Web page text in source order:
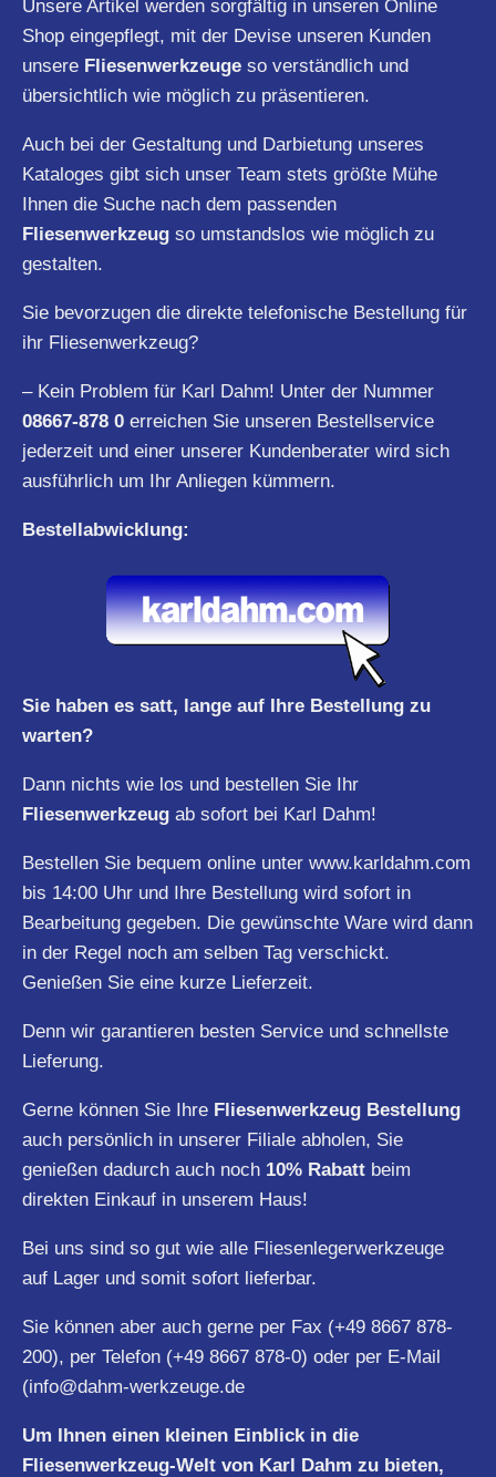
Unsere Artikel werden sorgfältig in unseren Online
Shop eingepflegt, mit der Devise unseren Kunden
unsere Fliesenwerkzeuge so verständlich und
übersichtlich wie möglich zu präsentieren.
Auch bei der Gestaltung und Darbietung unseres
Kataloges gibt sich unser Team stets größte Mühe
Ihnen die Suche nach dem passenden
Fliesenwerkzeug so umstandslos wie möglich zu
gestalten.
Sie bevorzugen die direkte telefonische Bestellung für
ihr Fliesenwerkzeug?
– Kein Problem für Karl Dahm! Unter der Nummer
08667-878 0 erreichen Sie unseren Bestellservice
jederzeit und einer unserer Kundenberater wird sich
ausführlich um Ihr Anliegen kümmern.
Bestellabwicklung:
Sie haben es satt, lange auf Ihre Bestellung zu
warten?
Dann nichts wie los und bestellen Sie Ihr
Fliesenwerkzeug ab sofort bei Karl Dahm!
Bestellen Sie bequem online unter www.karldahm.com
bis 14:00 Uhr und Ihre Bestellung wird sofort in
Bearbeitung gegeben. Die gewünschte Ware wird dann
in der Regel noch am selben Tag verschickt.
Genießen Sie eine kurze Lieferzeit.
Denn wir garantieren besten Service und schnellste
Lieferung.
Gerne können Sie Ihre Fliesenwerkzeug Bestellung
auch persönlich in unserer Filiale abholen, Sie
genießen dadurch auch noch 10% Rabatt beim
direkten Einkauf in unserem Haus!
Bei uns sind so gut wie alle Fliesenlegerwerkzeuge
auf Lager und somit sofort lieferbar.
Sie können aber auch gerne per Fax (+49 8667 878-
200), per Telefon (+49 8667 878-0) oder per E-Mail
(info@dahm-werkzeuge.de
Um Ihnen einen kleinen Einblick in die
Fliesenwerkzeug-Welt von Karl Dahm zu bieten,